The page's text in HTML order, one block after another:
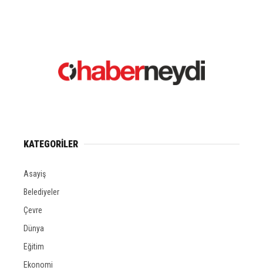
KATEGORİLER
Asayiş
Belediyeler
Çevre
Dünya
Eğitim
Ekonomi